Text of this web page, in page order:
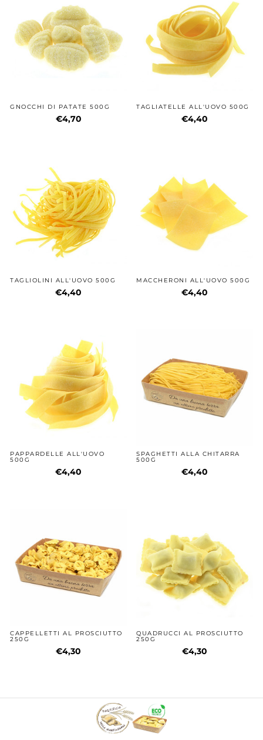
GNOCCHI DI PATATE 500G
€4,70
TAGLIATELLE ALL'UOVO 500G
€4,40
TAGLIOLINI ALL'UOVO 500G
€4,40
MACCHERONI ALL'UOVO 500G
€4,40
PAPPARDELLE ALL'UOVO
500G
€4,40
SPAGHETTI ALLA CHITARRA
500G
€4,40
CAPPELLETTI AL PROSCIUTTO
250G
€4,30
QUADRUCCI AL PROSCIUTTO
250G
€4,30